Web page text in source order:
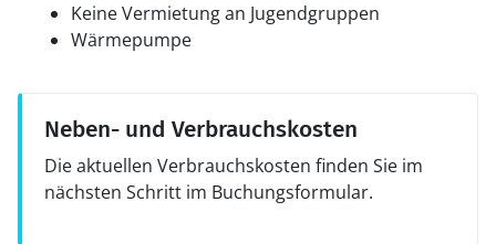
Keine Vermietung an Jugendgruppen
Wärmepumpe
Neben- und Verbrauchskosten
Die aktuellen Verbrauchskosten finden Sie im
nächsten Schritt im Buchungsformular.